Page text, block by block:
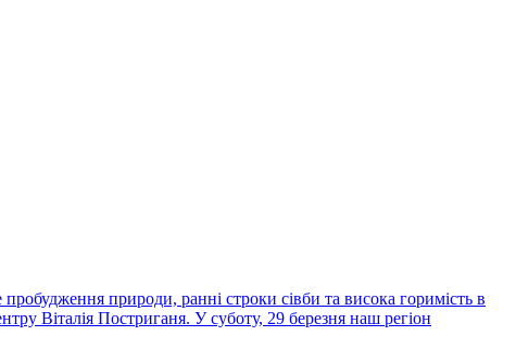
природи, ранні строки сівби та висока горимість в
Віталія Постриганя. У суботу, 29 березня наш регіон